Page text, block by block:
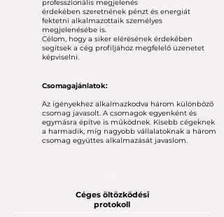
professzionális megjelenés
érdekében szeretnének pénzt és energiát
fektetni alkalmazottaik személyes
megjelenésébe is.
Célom, hogy a siker elérésének érdekében
segítsek a cég profiljához megfelelő üzenetet
képviselni.
Csomagajánlatok:
Az igényekhez alkalmazkodva három különböző
csomag javasolt. A csomagok egyenként és
egymásra építve is működnek. Kisebb cégeknek
a harmadik, míg nagyobb vállalatoknak a három
csomag együttes alkalmazását javaslom.
Céges öltözködési
protokoll